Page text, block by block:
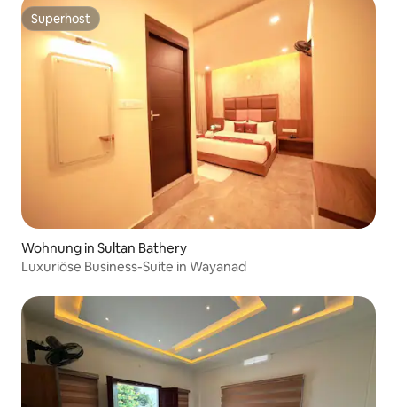
Superhost
Superhost
Wohnung in Sultan Bathery
Luxuriöse Business-Suite in Wayanad